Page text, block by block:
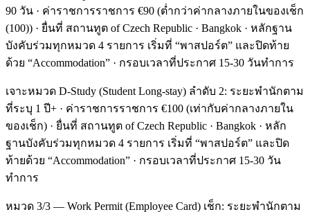
90 วัน · ค่าราชการราชการ €90 (ต่ำกว่าค่ากลางภายในของเช็ก
(100)) · ยื่นที่ สถานทูต of Czech Republic · Bangkok · หลักฐาน
บังคับร่วมทุกหมวด 4 รายการ เริ่มที่ “พาสปอร์ต” และปิดท้าย
ด้วย “Accommodation” · กรอบเวลาที่ประกาศ 15-30 วันทำการ
เจาะหมวด D-Study (Student Long-stay) ลำดับ 2: ระยะพำนักตาม
ที่ระบุ 1 ปี+ · ค่าราชการราชการ €100 (เท่ากับค่ากลางภายใน
ของเช็ก) · ยื่นที่ สถานทูต of Czech Republic · Bangkok · หลัก
ฐานบังคับร่วมทุกหมวด 4 รายการ เริ่มที่ “พาสปอร์ต” และปิด
ท้ายด้วย “Accommodation” · กรอบเวลาที่ประกาศ 15-30 วัน
ทำการ
หมวด 3/3 — Work Permit (Employee Card) เช็ก: ระยะพำนักตาม